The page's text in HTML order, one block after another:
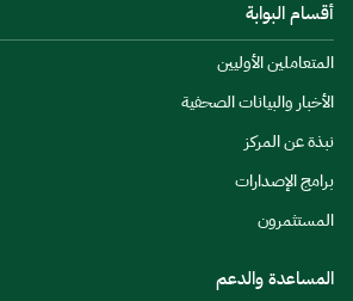
أقسام البوابة
المتعاملين الأوليين
الأخبار والبيانات الصحفية
نبذة عن المركز
برامج الإصدارات
المستثمرون
المساعدة والدعم